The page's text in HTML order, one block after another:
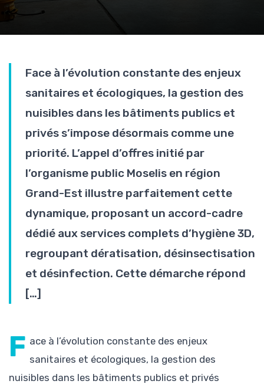
Face à l’évolution constante des enjeux
sanitaires et écologiques, la gestion des
nuisibles dans les bâtiments publics et
privés s’impose désormais comme une
priorité. L’appel d’offres initié par
l’organisme public Moselis en région
Grand-Est illustre parfaitement cette
dynamique, proposant un accord-cadre
dédié aux services complets d’hygiène 3D,
regroupant dératisation, désinsectisation
et désinfection. Cette démarche répond
[…]
F ace à l’évolution constante des enjeux
sanitaires et écologiques, la gestion des
nuisibles dans les bâtiments publics et privés